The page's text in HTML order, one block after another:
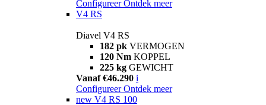
Configureer Ontdek meer
V4 RS
Diavel V4 RS
182 pk VERMOGEN
120 Nm KOPPEL
225 kg GEWICHT
Vanaf €46.290 i
Configureer Ontdek meer
new V4 RS 100